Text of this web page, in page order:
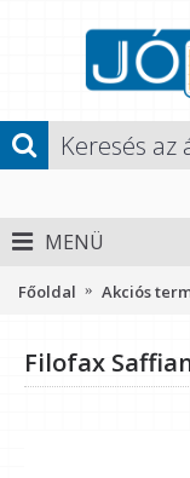
MENÜ
Főoldal Akciós
Filofax